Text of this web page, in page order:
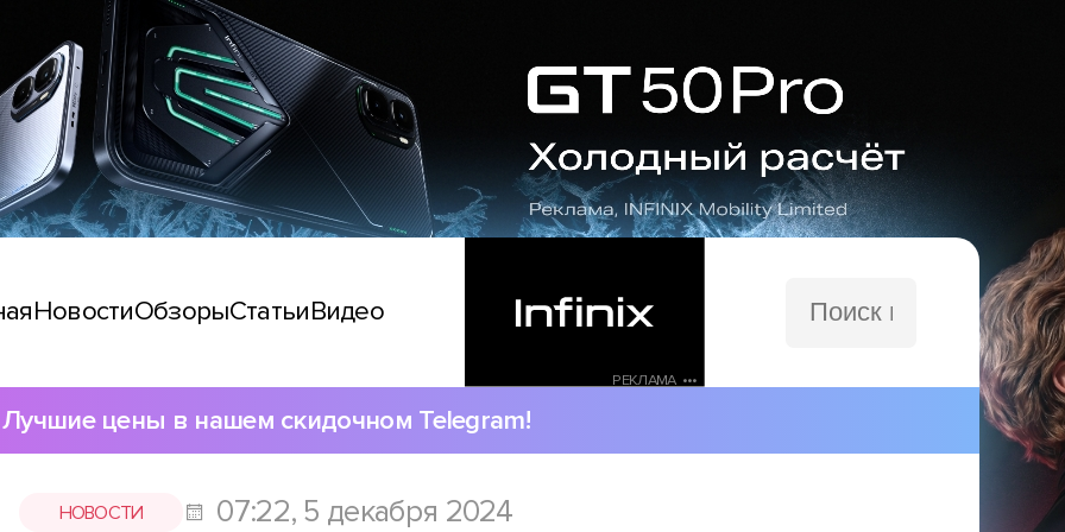
НовостиОбзорыСтатьиВидео
РЕКЛАМА •••
сайту
Лучшие цены в нашем скидочном Telegram!
НОВОСТИ 07:22, 5 декабря 2024